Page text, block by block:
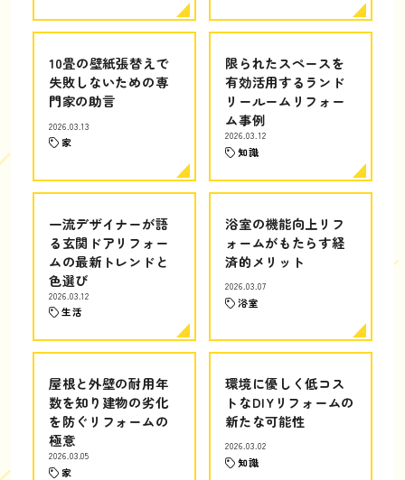
10畳の壁紙張替えで
失敗しないための専
門家の助言
2026.03.13
家
限られたスペースを
有効活用するランド
リールームリフォー
ム事例
2026.03.12
知識
一流デザイナーが語
る玄関ドアリフォー
ムの最新トレンドと
色選び
2026.03.12
生活
浴室の機能向上リフ
ォームがもたらす経
済的メリット
2026.03.07
浴室
屋根と外壁の耐用年
数を知り建物の劣化
を防ぐリフォームの
極意
2026.03.05
家
環境に優しく低コス
トなDIYリフォームの
新たな可能性
2026.03.02
知識